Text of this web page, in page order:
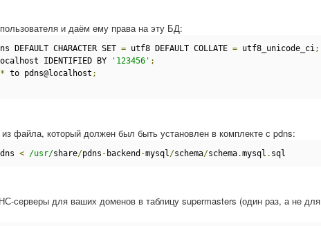
и даём ему права на эту БД:
CHARACTER SET = utf8 DEFAULT COLLATE = utf8_unicode_ci;
IDENTIFIED BY
'123456' ;
to pdns@localhost ;
файла, который должен был быть установлен в комплекте с pdns:
< /usr/share/pdns - backend -mysql/schema/schema.mysql . sql
серверы для ваших доменов в таблицу supermasters (один раз, а не для